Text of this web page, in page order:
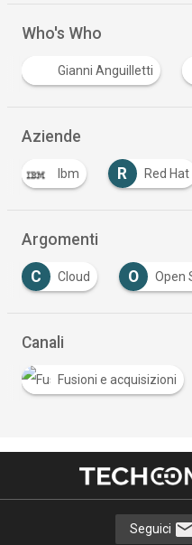
Who's Who
Gianni Anguilletti
Aziende
Ibm R Red Hat
Argomenti
C Cloud O Open
Canali
Fusioni e acquisizioni
Seguici